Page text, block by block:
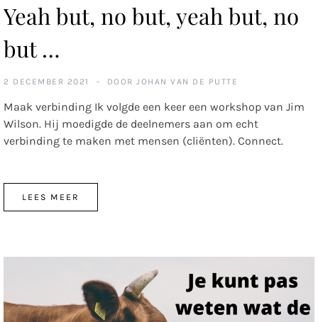
Yeah but, no but, yeah but, no
but …
2 DECEMBER 2021 DOOR JOHAN VAN DE PUTTE
Maak verbinding Ik volgde een keer een workshop van Jim
Wilson. Hij moedigde de deelnemers aan om echt
verbinding te maken met mensen (cliënten). Connect.
LEES MEER